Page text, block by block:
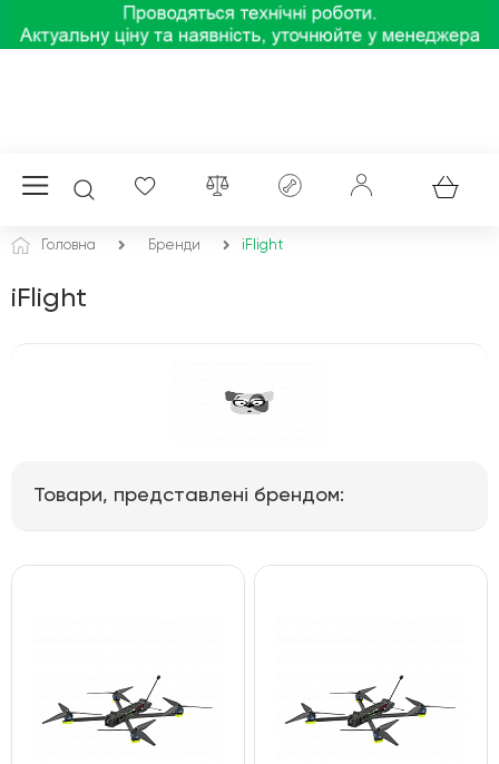
Головна Бренди iFlight
iFlight
Товари, представлені брендом: